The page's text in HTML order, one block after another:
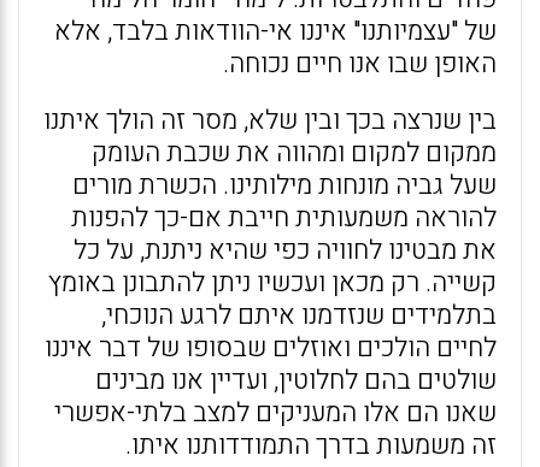
של "עצמיותנו" איננו אי-הוודאות בלבד, אלא
האופן שבו אנו חיים נכוחה.
בין שנרצה בכך ובין שלא, מסר זה הולך איתנו
ממקום למקום ומהווה את שכבת העומק
שעל גביה מונחות מילותינו. הכשרת מורים
להוראה משמעותית חייבת אם-כך להפנות
את מבטינו לחוויה כפי שהיא ניתנת, על כל
קשייה. רק מכאן ועכשיו ניתן להתבונן באומץ
בתלמידים שנזדמנו איתם לרגע הנוכחי,
לחיים הולכים ואוזלים שבסופו של דבר איננו
שולטים בהם לחלוטין, ועדיין אנו מבינים
שאנו הם אלו המעניקים למצב בלתי-אפשרי
זה משמעות בדרך התמודדותנו איתו.